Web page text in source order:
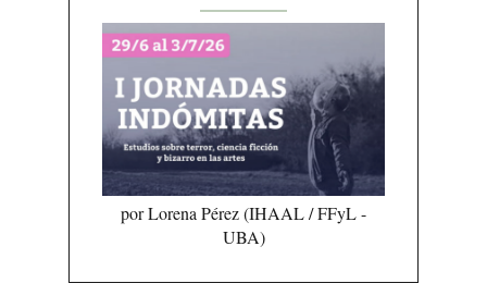
por Lorena Pérez (IHAAL / FFyL -
UBA)